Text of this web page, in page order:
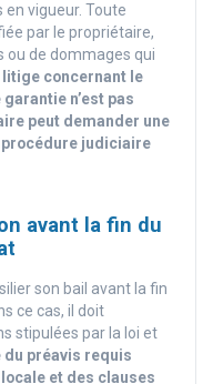
en vigueur. Toute
par le propriétaire,
ou de dommages qui
litige concernant le
n’est pas
peut demander une
procédure judiciaire
avant la fin du
son bail avant la fin
ce cas, il doit
stipulées par la loi et
du préavis requis
et des clauses